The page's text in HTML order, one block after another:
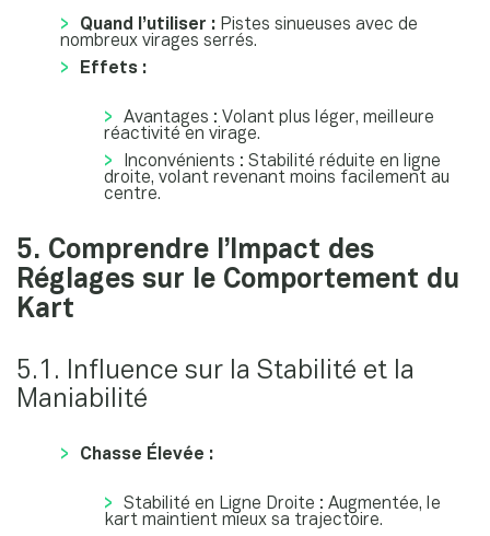
Quand l’utiliser : Pistes sinueuses avec de
nombreux virages serrés.
Effets :
Avantages : Volant plus léger, meilleure
réactivité en virage.
Inconvénients : Stabilité réduite en ligne
droite, volant revenant moins facilement au
centre.
5. Comprendre l’Impact des
Réglages sur le Comportement du
Kart
5.1. Influence sur la Stabilité et la
Maniabilité
Chasse Élevée :
Stabilité en Ligne Droite : Augmentée, le
kart maintient mieux sa trajectoire.